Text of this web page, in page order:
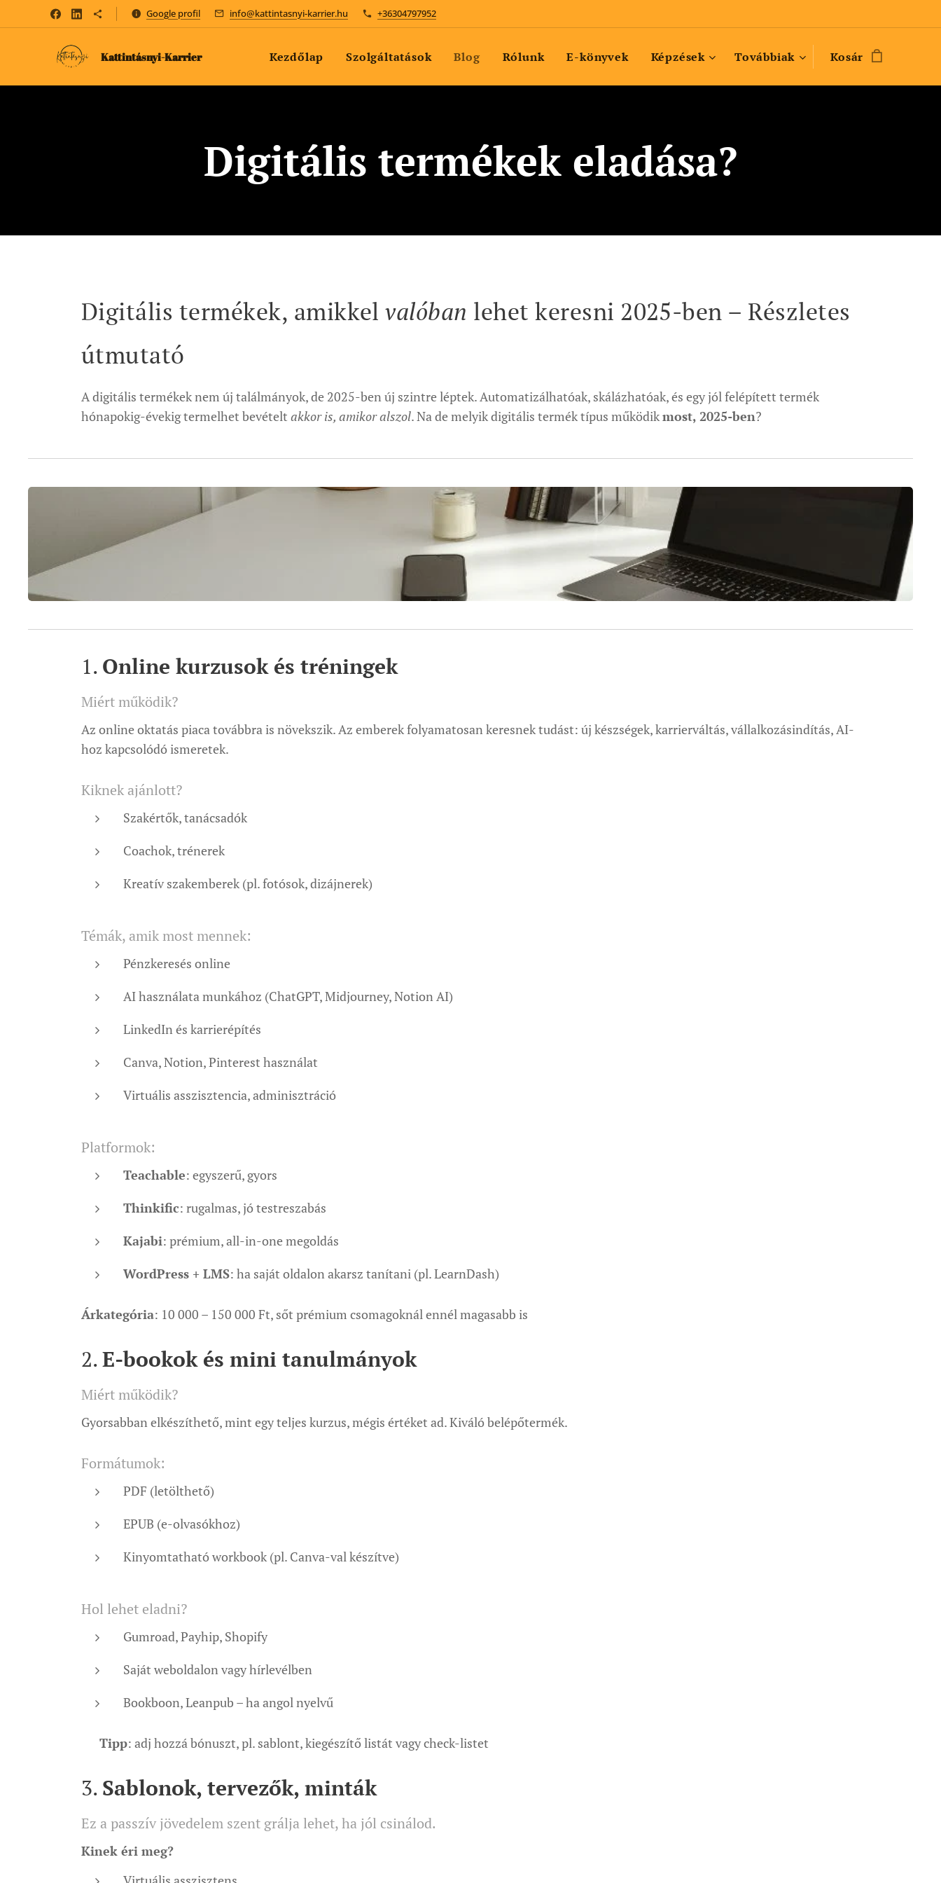
Google profil info@kattintasnyi-karrier.hu +36304797952
Kattintásnyi-Karrier Kezdőlap Szolgáltatások Blog Rólunk E-könyvek Képzések Továbbiak Kosár
Digitális termékek eladása?
Digitális termékek, amikkelvalóban lehet keresni 2025-ben – Részletes
útmutató
A digitális termékek nem új találmányok, de 2025-ben új szintre léptek. Automatizálhatóak, skálázhatóak, és egy jól felépített termék
hónapokig-évekig termelhet bevételt akkor is, amikor alszol. Na de melyik digitális termék típus működikmost, 2025-ben?
1. Online kurzusok és tréningek
Miért működik?
Az online oktatás piaca továbbra is növekszik. Az emberek folyamatosan keresnek tudást: új készségek, karrierváltás, vállalkozásindítás, AI-
hoz kapcsolódó ismeretek.
Kiknek ajánlott?
Szakértők, tanácsadók
Coachok, trénerek
Kreatív szakemberek (pl. fotósok, dizájnerek)
Témák, amik most mennek:
Pénzkeresés online
AI használata munkához (ChatGPT, Midjourney, Notion AI)
LinkedIn és karrierépítés
Canva, Notion, Pinterest használat
Virtuális asszisztencia, adminisztráció
Platformok:
Teachable: egyszerű, gyors
Thinkific: rugalmas, jó testreszabás
Kajabi: prémium, all-in-one megoldás
WordPress + LMS: ha saját oldalon akarsz tanítani (pl. LearnDash)
Árkategória: 10 000 – 150 000 Ft, sőt prémium csomagoknál ennél magasabb is
2.E-bookok és mini tanulmányok
Miért működik?
Gyorsabban elkészíthető, mint egy teljes kurzus, mégis értéket ad. Kiváló belépőtermék.
Formátumok:
PDF (letölthető)
EPUB (e-olvasókhoz)
Kinyomtatható workbook (pl. Canva-val készítve)
Hol lehet eladni?
Gumroad, Payhip, Shopify
Saját weboldalon vagy hírlevélben
Bookboon, Leanpub – ha angol nyelvű
Tipp: adj hozzá bónuszt, pl. sablont, kiegészítő listát vagy check-listet
3. Sablonok, tervezők, minták
Ez a passzív jövedelem szent grálja lehet, ha jól csinálod.
Kinek éri meg?